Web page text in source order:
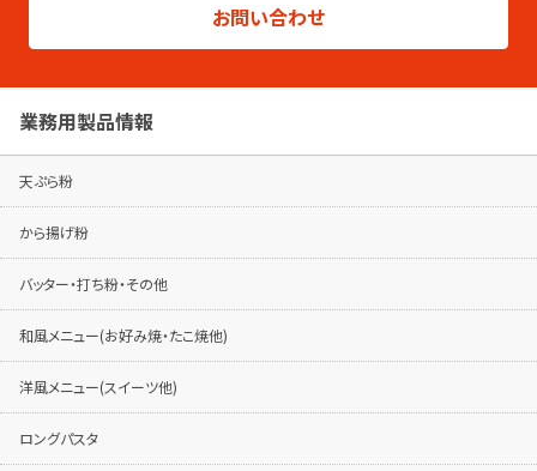
製品シリーズ毎のパンフレットは専用ページ
でご覧ください。
パンフレットはこちらから
お問い合わせ
業務用製品情報
天ぷら粉
から揚げ粉
バッター・打ち粉・その他
和風メニュー(お好み焼・たこ焼他)
洋風メニュー(スイーツ他)
ロングパスタ